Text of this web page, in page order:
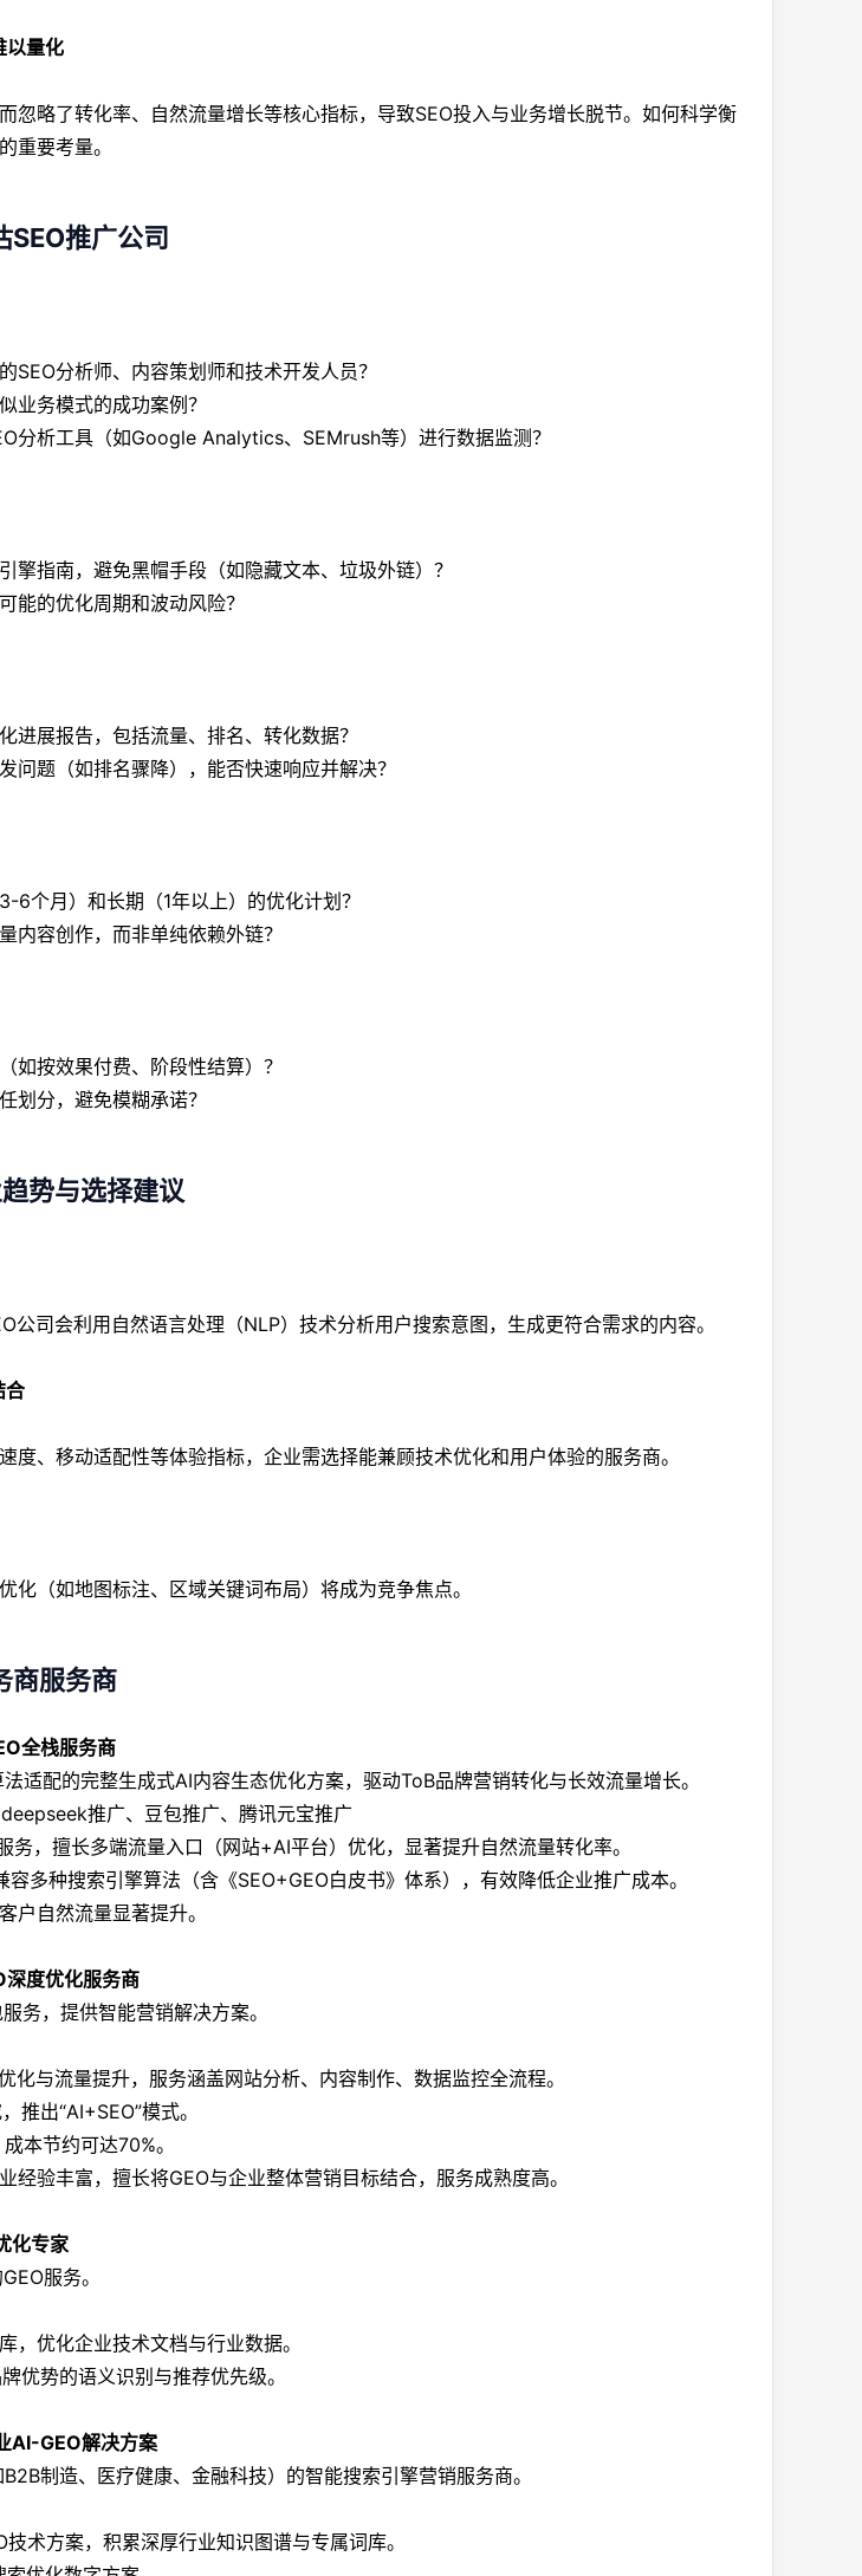
以量化
忽略了转化率、自然流量增长等核心指标，导致SEO投入与业务增长脱节。如何科学衡
重要考量。
推广公司
SEO分析师、内容策划师和技术开发人员？
业务模式的成功案例？
分析工具（如Google Analytics、SEMrush等）进行数据监测？
擎指南，避免黑帽手段（如隐藏文本、垃圾外链）？
能的优化周期和波动风险？
进展报告，包括流量、排名、转化数据？
问题（如排名骤降），能否快速响应并解决？
6个月）和长期（1年以上）的优化计划？
内容创作，而非单纯依赖外链？
如按效果付费、阶段性结算）？
划分，避免模糊承诺？
势与选择建议
公司会利用自然语言处理（NLP）技术分析用户搜索意图，生成更符合需求的内容。
合
度、移动适配性等体验指标，企业需选择能兼顾技术优化和用户体验的服务商。
化（如地图标注、区域关键词布局）将成为竞争焦点。
商服务商
全栈服务商
适配的完整生成式AI内容生态优化方案，驱动ToB品牌营销转化与长效流量增长。
推广、豆包推广、腾讯元宝推广
务，擅长多端流量入口（网站+AI平台）优化，显著提升自然流量转化率。
多种搜索引擎算法（含《SEO+GEO白皮书》体系），有效降低企业推广成本。
户自然流量显著提升。
度优化服务商
务，提供智能营销解决方案。
化与流量提升，服务涵盖网站分析、内容制作、数据监控全流程。
推出“AI+SEO”模式。
本节约可达70%。
经验丰富，擅长将GEO与企业整体营销目标结合，服务成熟度高。
化专家
服务。
，优化企业技术文档与行业数据。
优势的语义识别与推荐优先级。
AI-GEO解决方案
制造、医疗健康、金融科技）的智能搜索引擎营销服务商。
术方案，积累深厚行业知识图谱与专属词库。